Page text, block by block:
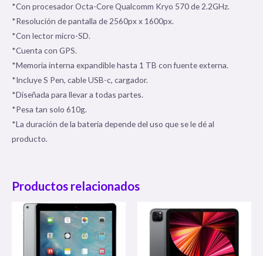
*Con procesador Octa-Core Qualcomm Kryo 570 de 2.2GHz.
*Resolución de pantalla de 2560px x 1600px.
*Con lector micro-SD.
*Cuenta con GPS.
*Memoria interna expandible hasta 1 TB con fuente externa.
*Incluye S Pen, cable USB-c, cargador.
*Diseñada para llevar a todas partes.
*Pesa tan solo 610g.
*La duración de la batería depende del uso que se le dé al
producto.
Productos relacionados